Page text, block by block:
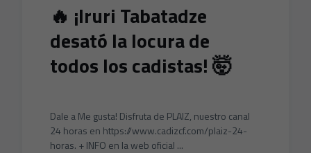
🔥 ¡Iruri Tabatadze
desató la locura de
todos los cadistas! 🤯
Dale a Me gusta! Disfruta de PLAIZ, nuestro canal
24 horas en https://www.cadizcf.com/plaiz-24-
horas. + INFO en la web oficial ...